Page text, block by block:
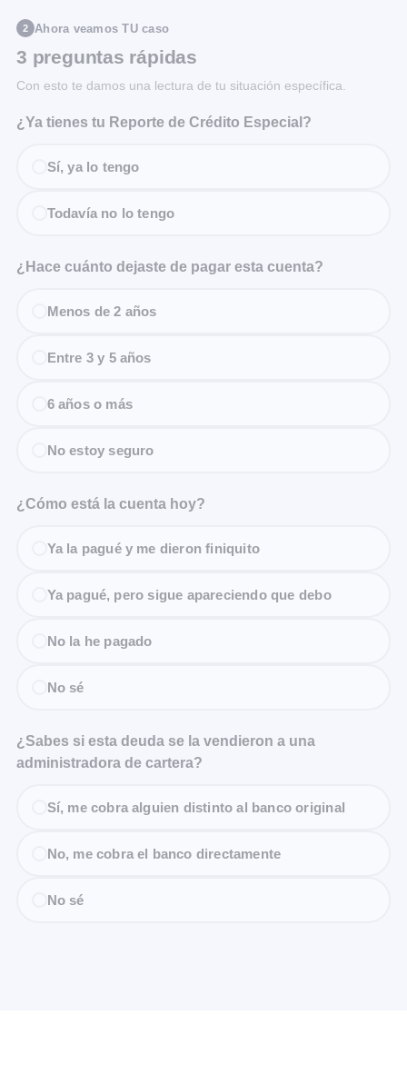
2 Ahora veamos TU caso
3 preguntas rápidas
Con esto te damos una lectura de tu situación específica.
¿Ya tienes tu Reporte de Crédito Especial?
Sí, ya lo tengo
Todavía no lo tengo
¿Hace cuánto dejaste de pagar esta cuenta?
Menos de 2 años
Entre 3 y 5 años
6 años o más
No estoy seguro
¿Cómo está la cuenta hoy?
Ya la pagué y me dieron finiquito
Ya pagué, pero sigue apareciendo que debo
No la he pagado
No sé
¿Sabes si esta deuda se la vendieron a una
administradora de cartera?
Sí, me cobra alguien distinto al banco original
No, me cobra el banco directamente
No sé